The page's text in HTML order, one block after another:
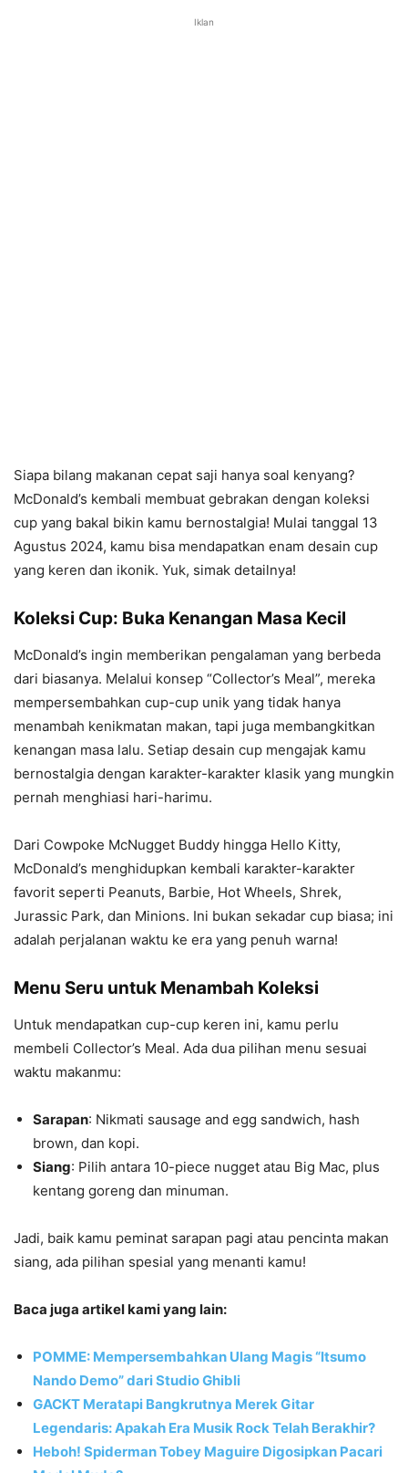
Iklan
Siapa bilang makanan cepat saji hanya soal kenyang?
McDonald’s kembali membuat gebrakan dengan koleksi
cup yang bakal bikin kamu bernostalgia! Mulai tanggal 13
Agustus 2024, kamu bisa mendapatkan enam desain cup
yang keren dan ikonik. Yuk, simak detailnya!
Koleksi Cup: Buka Kenangan Masa Kecil
McDonald’s ingin memberikan pengalaman yang berbeda
dari biasanya. Melalui konsep “Collector’s Meal”, mereka
mempersembahkan cup-cup unik yang tidak hanya
menambah kenikmatan makan, tapi juga membangkitkan
kenangan masa lalu. Setiap desain cup mengajak kamu
bernostalgia dengan karakter-karakter klasik yang mungkin
pernah menghiasi hari-harimu.
Dari Cowpoke McNugget Buddy hingga Hello Kitty,
McDonald’s menghidupkan kembali karakter-karakter
favorit seperti Peanuts, Barbie, Hot Wheels, Shrek,
Jurassic Park, dan Minions. Ini bukan sekadar cup biasa; ini
adalah perjalanan waktu ke era yang penuh warna!
Menu Seru untuk Menambah Koleksi
Untuk mendapatkan cup-cup keren ini, kamu perlu
membeli Collector’s Meal. Ada dua pilihan menu sesuai
waktu makanmu:
Sarapan: Nikmati sausage and egg sandwich, hash
brown, dan kopi.
Siang: Pilih antara 10-piece nugget atau Big Mac, plus
kentang goreng dan minuman.
Jadi, baik kamu peminat sarapan pagi atau pencinta makan
siang, ada pilihan spesial yang menanti kamu!
Baca juga artikel kami yang lain:
POMME: Mempersembahkan Ulang Magis “Itsumo
Nando Demo” dari Studio Ghibli
GACKT Meratapi Bangkrutnya Merek Gitar
Legendaris: Apakah Era Musik Rock Telah Berakhir?
Heboh! Spiderman Tobey Maguire Digosipkan Pacari